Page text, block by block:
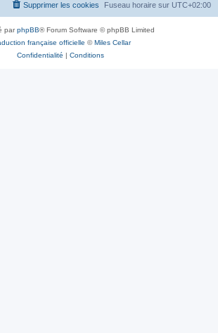
Fuseau horaire sur UTC+02:00
Supprimer les cookies
parphpBB® Forum Software © phpBB Limited
française officielle ©Miles Cellar
Confidentialité | Conditions